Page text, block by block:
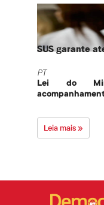
SUS garante
PT
Lei do
Leia mais »